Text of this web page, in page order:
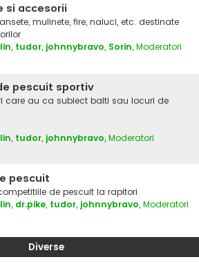
si accesorii
mulinete, fire, naluci, etc. destinate
, tudor, johnnybravo, Sorin, Moderatori
pescuit sportiv
care au ca subiect balti sau locuri de
, tudor, johnnybravo, Moderatori
pescuit
de pescuit la rapitori
, dr.pike, tudor, johnnybravo, Moderatori
Diverse